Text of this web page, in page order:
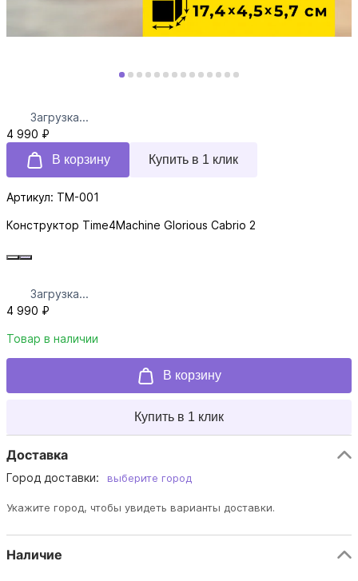
Загрузка...
4 990 ₽
В корзину
Купить в 1 клик
Артикул: TM-001
Конструктор Time4Machine Glorious Cabrio 2
Загрузка...
4 990 ₽
Товар в наличии
В корзину
Купить в 1 клик
Доставка
Город доставки: выберите город
Укажите город, чтобы увидеть варианты доставки.
Наличие